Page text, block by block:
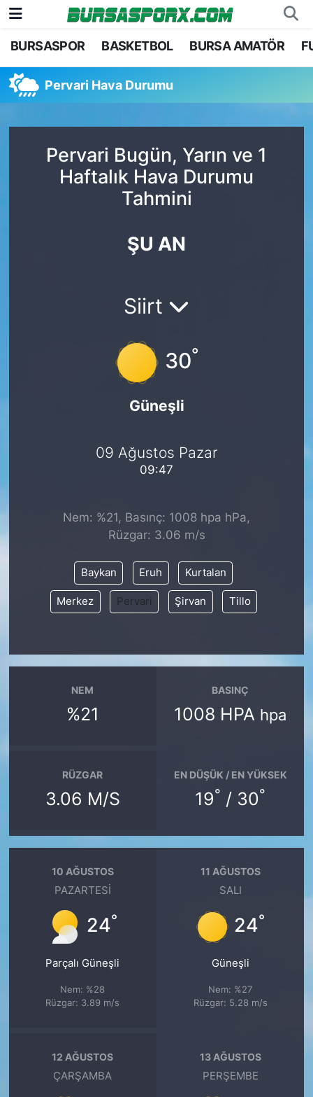
BURSASPOR BASKETBOL BURSA AMATÖR
Pervari Hava Durumu
Pervari Bugün, Yarın ve 1
Haftalık Hava Durumu
Tahmini
ŞU AN
Siirt
30°
Güneşli
09 Ağustos Pazar
09:47
Nem: %21, Basınç: 1008 hpa hPa,
Rüzgar: 3.06 m/s
Baykan Eruh Kurtalan
Merkez Pervari Şirvan Tillo
NEM
%21
BASINÇ
1008 HPA hpa
RÜZGAR
3.06 M/S
EN DÜŞÜK / EN YÜKSEK
19° / 30°
10 AĞUSTOS
PAZARTESI
24°
Parçalı Güneşli
Nem: %28
Rüzgar: 3.89 m/s
11 AĞUSTOS
SALI
24°
Güneşli
Nem: %27
Rüzgar: 5.28 m/s
12 AĞUSTOS
ÇARŞAMBA
13 AĞUSTOS
PERŞEMBE
Bursaspor
Futbol
Basketbol
Bursa Amatör
Bursa Nöbetçi Eczaneler
Bursa Hava Durumu
Bursa Namaz Vakitleri
Bursa Trafik Yoğunluk Haritası
TFF 1.Lig Puan Durumu ve Fikstür